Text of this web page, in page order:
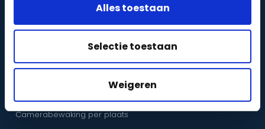
Alles toestaan
Selectie toestaan
Weigeren
Zelf een systeem samenstellen
Beveiligingsmerken
Oplossingen per branche
Camerabewaking per plaats